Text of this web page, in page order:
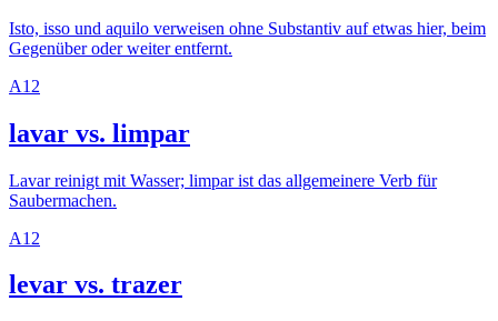
Isto, isso und aquilo verweisen ohne Substantiv auf etwas hier, beim
Gegenüber oder weiter entfernt.
A1 2
lavar vs. limpar
Lavar reinigt mit Wasser; limpar ist das allgemeinere Verb für
Saubermachen.
A1 2
levar vs. trazer